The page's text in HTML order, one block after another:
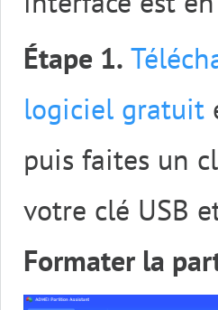
Étape 1.
logiciel gratuit
puis faites un
votre clé USB
Formater la